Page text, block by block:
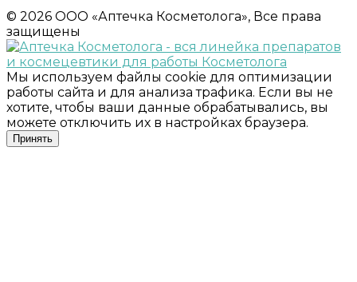
© 2026 ООО «Аптечка Косметолога», Все права
защищены
Мы используем файлы cookie для оптимизации
работы сайта и для анализа трафика. Если вы не
хотите, чтобы ваши данные обрабатывались, вы
можете отключить их в настройках браузера.
Принять